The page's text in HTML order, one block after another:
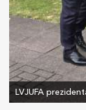
LVJUFA